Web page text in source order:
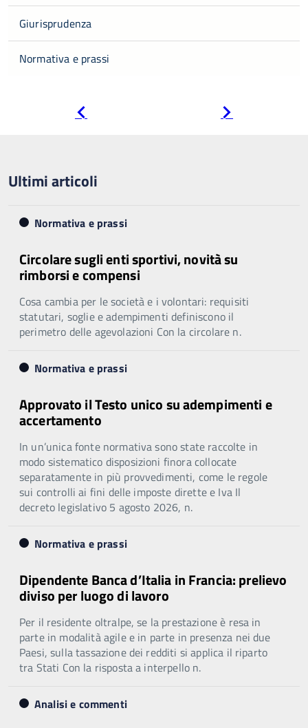
Giurisprudenza
Normativa e prassi
Ultimi articoli
Normativa e prassi
Circolare sugli enti sportivi, novità su
rimborsi e compensi
Cosa cambia per le società e i volontari: requisiti
statutari, soglie e adempimenti definiscono il
perimetro delle agevolazioni Con la circolare n.
Normativa e prassi
Approvato il Testo unico su adempimenti e
accertamento
In un’unica fonte normativa sono state raccolte in
modo sistematico disposizioni finora collocate
separatamente in più provvedimenti, come le regole
sui controlli ai fini delle imposte dirette e Iva Il
decreto legislativo 5 agosto 2026, n.
Normativa e prassi
Dipendente Banca d’Italia in Francia: prelievo
diviso per luogo di lavoro
Per il residente oltralpe, se la prestazione è resa in
parte in modalità agile e in parte in presenza nei due
Paesi, sulla tassazione dei redditi si applica il riparto
tra Stati Con la risposta a interpello n.
Analisi e commenti